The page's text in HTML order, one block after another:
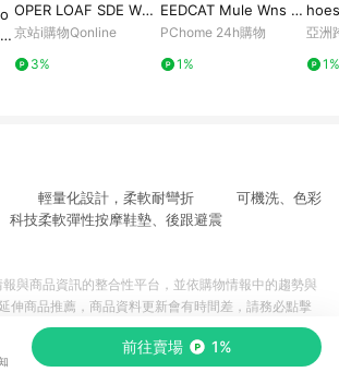
OPER LOAF SDE WP
+防水鞋 永夜黑(74591
京站i購物Qonline
3%
EEDCAT Mule Wns 穆
勒 懶人 女 40961801
PChome 24h購物
1%
亞洲
1%
計 輕量化設計，柔軟耐彎折 可機洗、色彩
柔軟彈性按摩鞋墊、後跟避震
前往賣場 1%
與商品資訊的整合性平台，並依購物情報中的趨勢與
伸商品推薦，商品資料更新會有時間差，請務必點擊
確認現售價與購物條件，一切資訊以合作廠商網頁為